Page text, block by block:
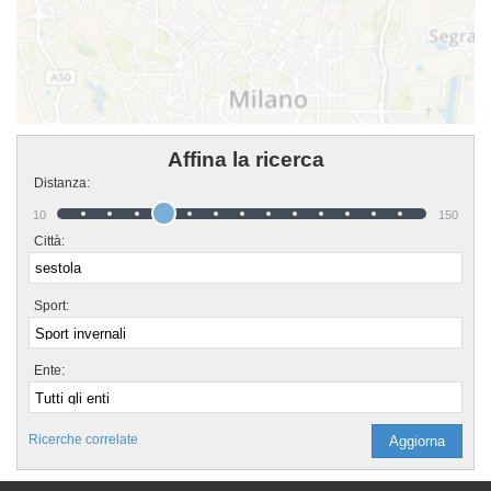
Affina la ricerca
Distanza:
10 150
Città:
Sport:
Ente:
Ricerche correlate